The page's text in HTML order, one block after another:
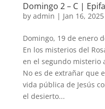
Domingo 2 – C |
by admin | Jan 16, 2025
Domingo, 19 de enero
En los misterios del
en el segundo misterio
No es de extrañar que
vida pública de Jesús
el desierto...